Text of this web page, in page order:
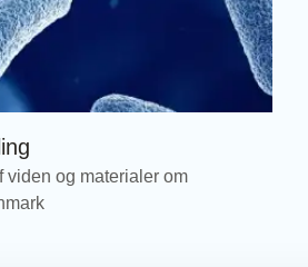
og materialer om